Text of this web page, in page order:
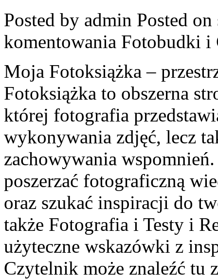
Posted by admin Posted
komentowania Fotobudki i
Moja Fotoksiążka –
Fotoksiążka to obszerna
której fotografia
wykonywania zdjęć, lecz
zachowywania
poszerzać fotograficzną
oraz szukać inspiracji do
także Fotografia i Testy i
użyteczne wskazówki z
Czytelnik może znaleźć tu